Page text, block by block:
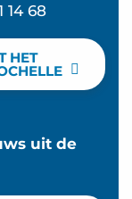
14 68
HET
uit de